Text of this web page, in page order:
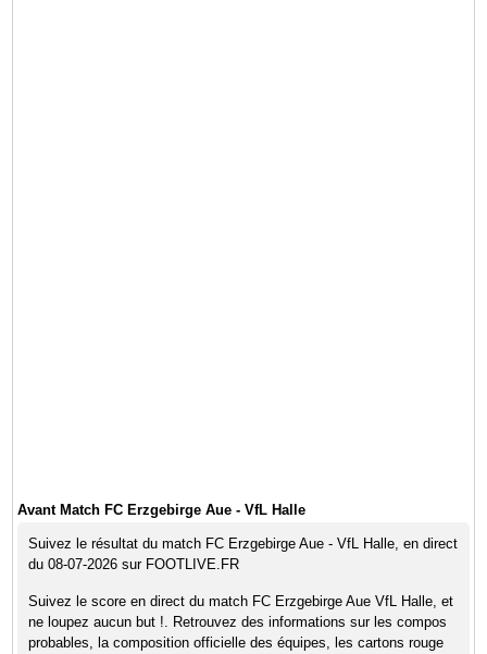
Avant Match FC Erzgebirge Aue - VfL Halle
Suivez le résultat du match FC Erzgebirge Aue - VfL Halle, en direct
du 08-07-2026 sur FOOTLIVE.FR
Suivez le score en direct du match FC Erzgebirge Aue VfL Halle, et
ne loupez aucun but !. Retrouvez des informations sur les compos
probables, la composition officielle des équipes, les cartons rouge